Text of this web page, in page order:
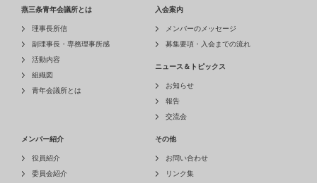
燕三条青年会議所とは
理事長所信
副理事長・専務理事所感
活動内容
組織図
青年会議所とは
入会案内
メンバーのメッセージ
募集要項・入会までの流れ
ニュース＆トピックス
お知らせ
報告
交流会
メンバー紹介
役員紹介
委員会紹介
その他
お問い合わせ
リンク集